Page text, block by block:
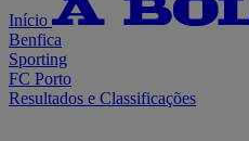
Início
Benfica
Sporting
FC Porto
Resultados e Classificações